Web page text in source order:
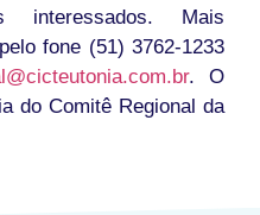
Mais
fone (51) 3762-1233
. O
do Comitê Regional da